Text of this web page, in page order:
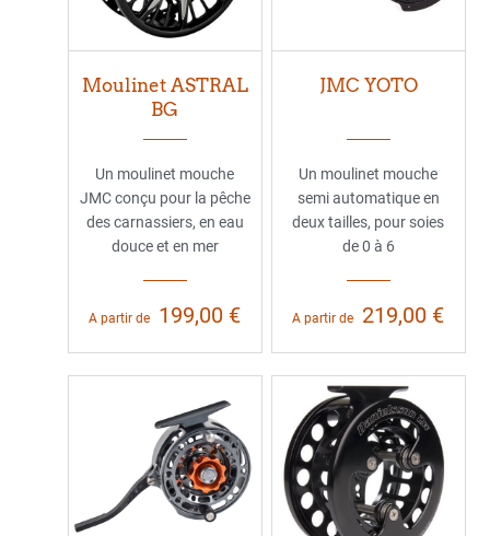
Moulinet ASTRAL
BG
Un moulinet mouche
JMC conçu pour la pêche
des carnassiers, en eau
douce et en mer
A partir de 199,00 €
JMC YOTO
Un moulinet mouche
semi automatique en
deux tailles, pour soies
de 0 à 6
A partir de 219,00 €